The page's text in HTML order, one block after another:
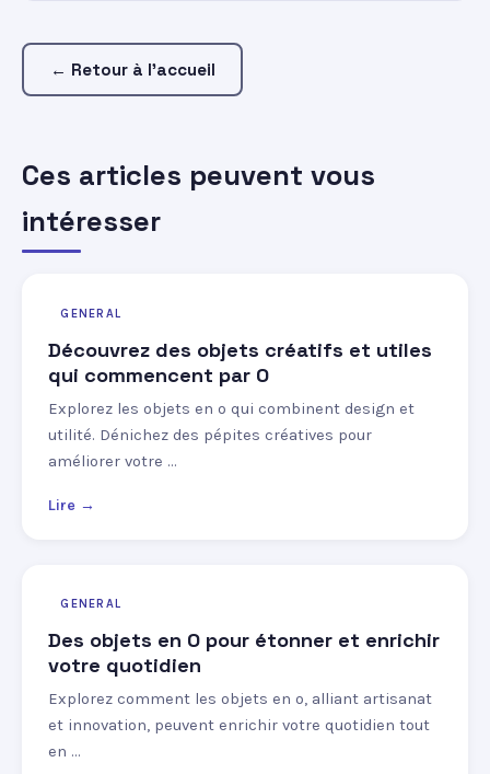
← Retour à l'accueil
Ces articles peuvent vous
intéresser
GENERAL
Découvrez des objets créatifs et utiles
qui commencent par O
Explorez les objets en o qui combinent design et
utilité. Dénichez des pépites créatives pour
améliorer votre …
Lire →
GENERAL
Des objets en O pour étonner et enrichir
votre quotidien
Explorez comment les objets en o, alliant artisanat
et innovation, peuvent enrichir votre quotidien tout
en …